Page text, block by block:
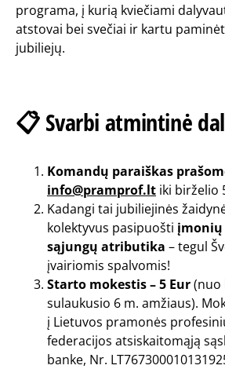
programa, į kurią kviečiami
atstovai bei svečiai ir kartu
jubiliejų.
📋 Svarbi atmintinė
Komandų paraiškas
info@pramprof.lt iki birželio
Kadangi tai jubiliejinės
kolektyvus pasipuošti
sąjungų atributika – tegul
įvairiomis spalvomis!
Starto mokestis – 5 Eur(nuo
sulaukusio 6 m. amžiaus).
į Lietuvos pramonės
federacijos atsiskaitomąją
banke, Nr.